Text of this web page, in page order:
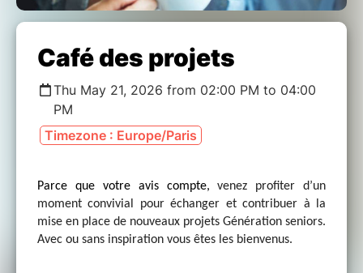
Café des projets
Thu May 21, 2026 from 02:00 PM to 04:00
PM
Timezone : Europe/Paris
Parce que votre avis compte,
venez profiter d’un
moment convivial pour échanger et contribuer à la
mise en place de nouveaux projets Génération seniors.
Avec ou sans inspiration vous êtes les bienvenus.